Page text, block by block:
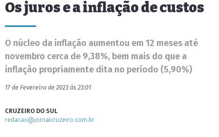
Os juros e a inflação de custos
O núcleo da inflação aumentou em 12 meses até
novembro cerca de 9,38%, bem mais do que a
inflação propriamente dita no período (5,90%)
17 de Fevereiro de 2023 às 23:01
CRUZEIRO DO SUL
redacao@jornalcruzeiro.com.br